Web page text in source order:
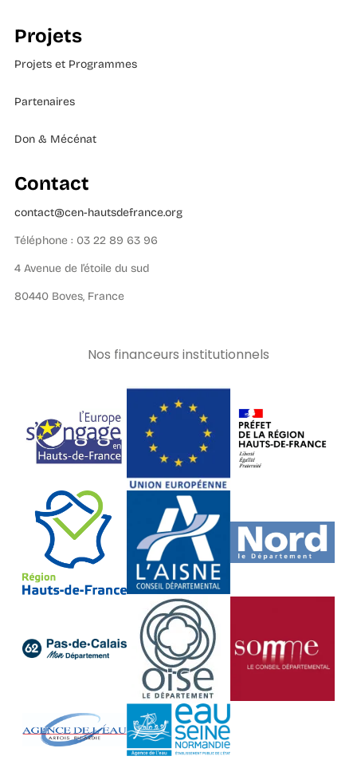
Projets
Projets et Programmes
Partenaires
Don & Mécénat
Contact
contact@cen-hautsdefrance.org
Téléphone : 03 22 89 63 96
4 Avenue de l’étoile du sud
80440 Boves, France
Nos financeurs institutionnels